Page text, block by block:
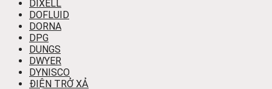
DIXELL
DOFLUID
DORNA
DPG
DUNGS
DWYER
DYNISCO
ĐIỆN TRỞ XẢ